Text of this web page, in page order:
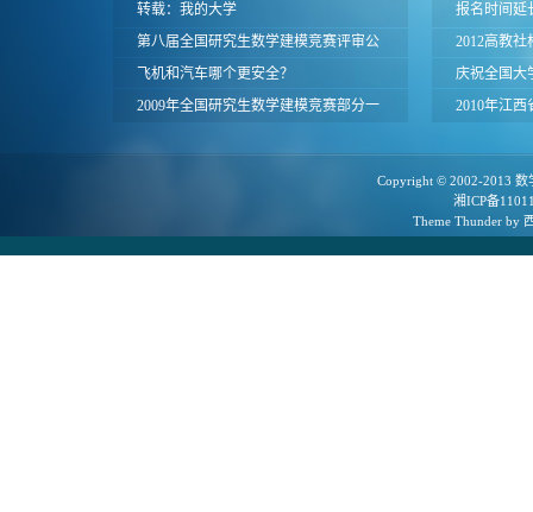
面
转载：我的大学
第八届全国研究生数学建模竞赛评审公
告
飞机和汽车哪个更安全？
2009年全国研究生数学建模竞赛部分一
报名时间延
闽、赣、晋
会
2012高教
颁奖仪式举
庆祝全国大
板、领导题
2010年江
Copyright © 2002-2013 数
湘ICP备
Theme Thunderby